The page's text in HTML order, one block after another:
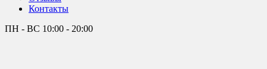
Контакты
ПН - ВС 10:00 - 20:00